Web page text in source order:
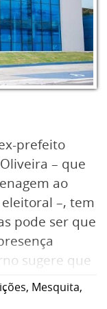
prefeito
– que
ao
–, tem
pode ser que
sugere que
pelo PL,
lá qual
, Mesquita,